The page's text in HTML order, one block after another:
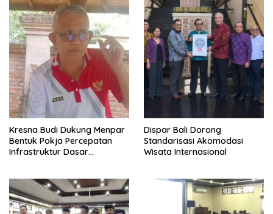
Kresna Budi Dukung Menpar
Bentuk Pokja Percepatan
Infrastruktur Dasar
Dispar Bali Dorong
Standarisasi Akomodasi
Wisata Internasional